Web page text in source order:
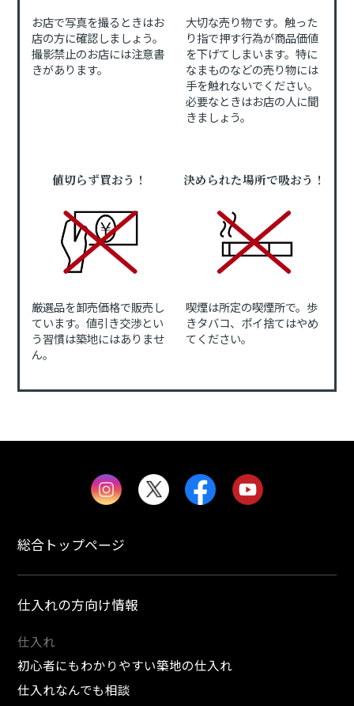
お店で写真を撮るときはお
店の方に確認しましょう。
撮影禁止のお店には注意書
きがあります。
大切な売り物です。触った
り指で押す行為が商品価値
を下げてしまいます。特に
なまものなどの売り物には
手を触れないでください。
必要なときはお店の人に聞
きましょう。
値切らず買おう！
厳選品を卸売価格で販売し
ています。値引き交渉とい
う習慣は築地にはありませ
ん。
決められた場所で吸おう！
喫煙は所定の喫煙所で。歩
きタバコ、ポイ捨てはやめ
てください。
総合トップページ
仕入れの方向け情報
仕入れ
初心者にもわかりやすい築地の仕入れ
仕入れなんでも相談